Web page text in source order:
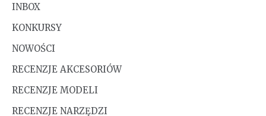
INBOX
KONKURSY
NOWOŚCI
RECENZJE AKCESORIÓW
RECENZJE MODELI
RECENZJE NARZĘDZI